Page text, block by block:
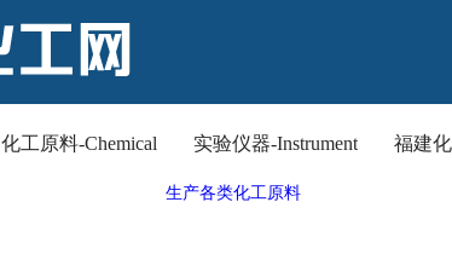
化工原料-Chemical 实验仪器-Instrument 福建